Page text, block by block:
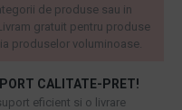
CALITATE-PRET!
eficient si o livrare
de produse sau in
gratuit pentru produse
produselor voluminoase.